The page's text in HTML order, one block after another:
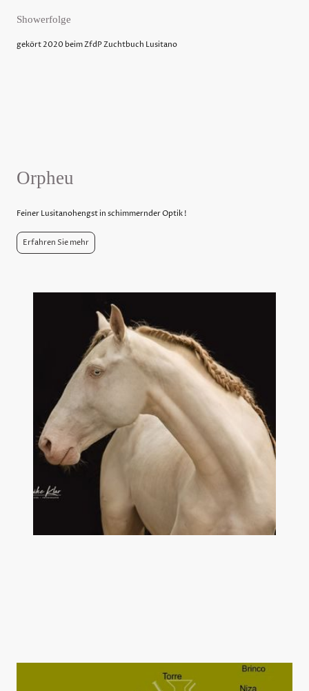
Showerfolge
gekört 2020 beim ZfdP Zuchtbuch Lusitano
Orpheu
Feiner Lusitanohengst in schimmernder Optik !
Erfahren Sie mehr